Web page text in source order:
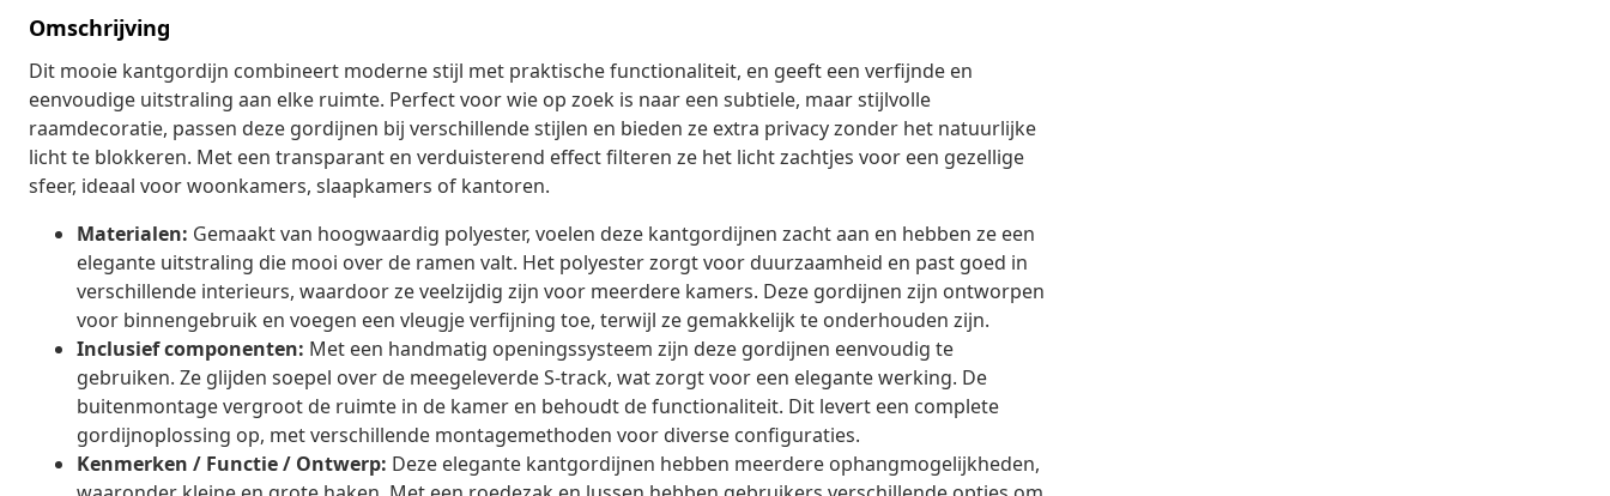
Omschrijving
Dit mooie kantgordijn combineert moderne stijl met praktische functionaliteit, en geeft een verfijnde en
eenvoudige uitstraling aan elke ruimte. Perfect voor wie op zoek is naar een subtiele, maar stijlvolle
raamdecoratie, passen deze gordijnen bij verschillende stijlen en bieden ze extra privacy zonder het natuurlijke
licht te blokkeren. Met een transparant en verduisterend effect filteren ze het licht zachtjes voor een gezellige
sfeer, ideaal voor woonkamers, slaapkamers of kantoren.
Materialen: Gemaakt van hoogwaardig polyester, voelen deze kantgordijnen zacht aan en hebben ze een
elegante uitstraling die mooi over de ramen valt. Het polyester zorgt voor duurzaamheid en past goed in
verschillende interieurs, waardoor ze veelzijdig zijn voor meerdere kamers. Deze gordijnen zijn ontworpen
voor binnengebruik en voegen een vleugje verfijning toe, terwijl ze gemakkelijk te onderhouden zijn.
Inclusief componenten: Met een handmatig openingssysteem zijn deze gordijnen eenvoudig te
gebruiken. Ze glijden soepel over de meegeleverde S-track, wat zorgt voor een elegante werking. De
buitenmontage vergroot de ruimte in de kamer en behoudt de functionaliteit. Dit levert een complete
gordijnoplossing op, met verschillende montagemethoden voor diverse configuraties.
Kenmerken / Functie / Ontwerp: Deze elegante kantgordijnen hebben meerdere ophangmogelijkheden,